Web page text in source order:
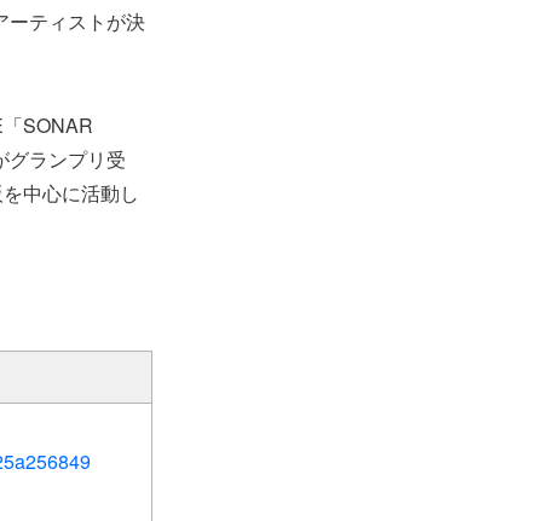
ーティストが決
SONAR
グランプリ受
中心に活動し